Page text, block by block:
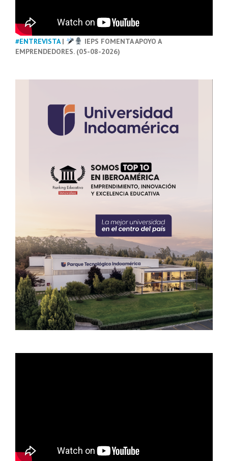
#ENTREVISTA|
IEPS FOMENTA APOYO A
EMPRENDEDORES. (05-08-2026)